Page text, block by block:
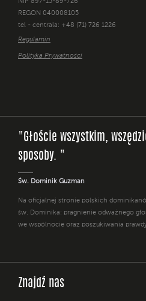
NIP 897-15-89-726
REGON 040008105
tel - centrala: +48 (71) 726 1226
Regulamin
Polityka Prywatności
"Głoście wszystkim,
sposoby. "
Św. Dominik Guzman
Na oficjalnej stronie polskich
św. Dominika: pragnienie odważnego
we wspólnocie oraz poszukiwania
Znajdź nas